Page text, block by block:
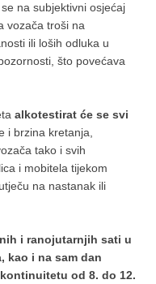
na subjektivni osjećaj
vozača troši na
ili loših odluka u
što povećava
alkotestirat će se svi
i brzina kretanja,
tako i svih
i mobitela tijekom
na nastanak ili
i ranojutarnjih sati u
kao i na sam dan
od 8. do 12.